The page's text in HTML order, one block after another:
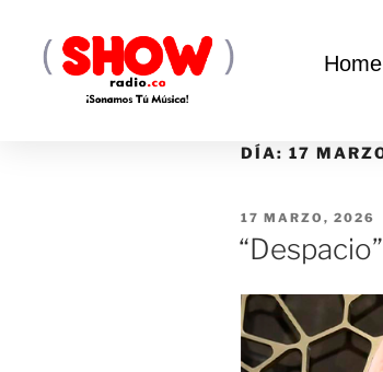
Home
DÍA: 17
17 MARZO, 2026